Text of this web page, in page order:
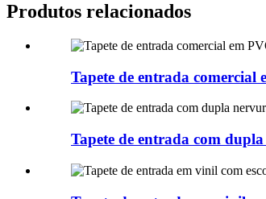
Produtos relacionados
Tapete de entrada comercial
Tapete de entrada com